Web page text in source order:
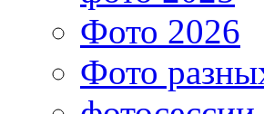
Фото 2026
Фото